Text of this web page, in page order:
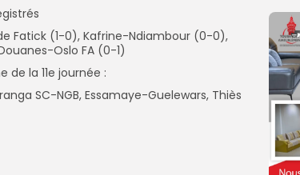
Fatick (1-0), Kafrine-Ndiambour (0-0),
Oslo FA (0-1)
de la 11e journée :
SC-NGB, Essamaye-Guelewars, Thiès